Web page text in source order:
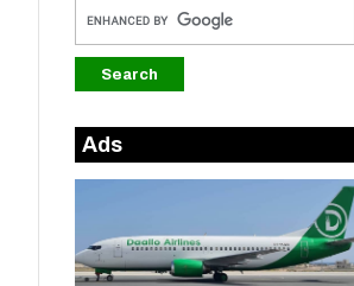
Ads